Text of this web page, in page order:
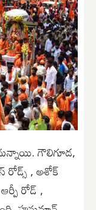
గౌలిగూడ,
రోడ్స్ , అశోక్
రోడ్ ,